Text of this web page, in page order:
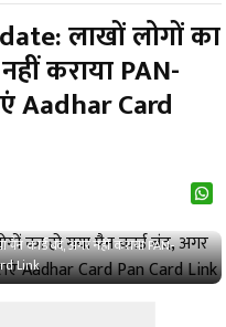
लाखों लोगों का
कराया PAN-
Aadhar Card
कार्ड बंद, अगर नहीं कराया PAN-
Link